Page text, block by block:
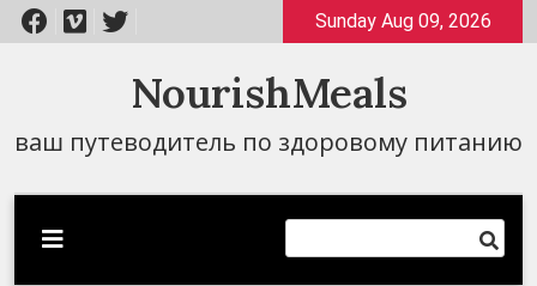
Перейти
к
Sunday Aug 09, 2026
NourishMeals
ваш путеводитель по здоровому питанию